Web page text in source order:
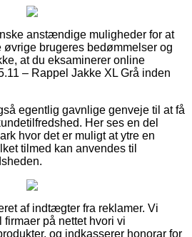
anstændige muligheder for at
brugeres bedømmelser og
at du eksaminerer online
– Rappel Jakke XL Grå inden
egentlig gavnlige genveje til at få
Her ses en del
hvor det er muligt at ytre en
tilmed kan anvendes til
af indtægter fra reklamer. Vi
på nettet hvori vi
og indkasserer honorar for